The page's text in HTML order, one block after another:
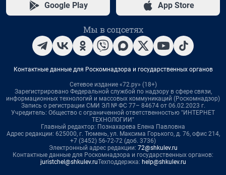
Google Play App Store
Мы в соцсетях
Контактные данные для Роскомнадзора и государственных органов
Сетевое издание «72.ру» (18+)
Зарегистрировано Федеральной службой по надзору в сфере связи,
информационных технологий и массовых коммуникаций (Роскомнадзор)
Запись о регистрации СМИ ЭЛ № ФС 77– 84674 от 06.02.2023 г.
Учредитель: Общество с ограниченной ответственностью "ИНТЕРНЕТ
ТЕХНОЛОГИИ"
Главный редактор: Познахарева Елена Павловна
Адрес редакции: 625000, г. Тюмень, ул. Максима Горького, д. 76, офис 214,
+7 (3452) 56-72-72 (доб. 3736)
Электронный адрес редакции: 72@shkulev.ru
Контактные данные для Роскомнадзора и государственных органов:
juristchel@shkulev.ruТехподдержка: help@shkulev.ru